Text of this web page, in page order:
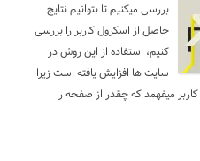
بررسی میکنیم تا بتوانیم نتایج
حاصل از اسکرول کاربر را بررسی
کنیم، استفاده از این روش در
سایت ها افزایش یافته است زیرا
میفهمد که چقدر از صفحه را